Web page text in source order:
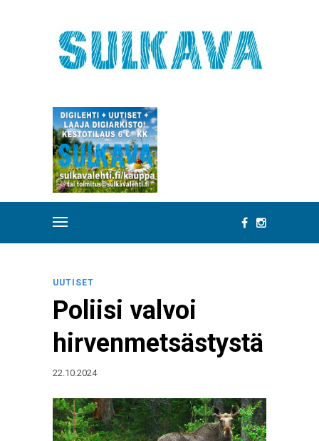
UUTISET
Poliisi valvoi
hirvenmetsästystä
22.10.2024